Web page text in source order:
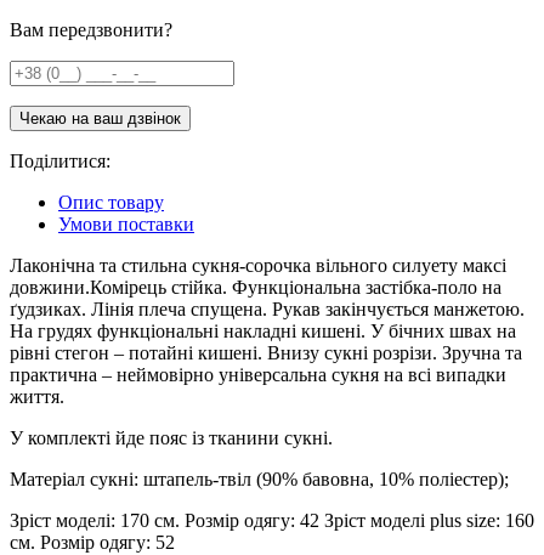
Вам передзвонити?
Поділитися:
Опис товару
Умови поставки
Лаконічна та стильна сукня-сорочка вільного силуету максі
довжини.Комірець стійка. Функціональна застібка-поло на
ґудзиках. Лінія плеча спущена. Рукав закінчується манжетою.
На грудях функціональні накладні кишені. У бічних швах на
рівні стегон – потайні кишені. Внизу сукні розрізи. Зручна та
практична – неймовірно універсальна сукня на всі випадки
життя.
У комплекті йде пояс із тканини сукні.
Матеріал сукні: штапель-твіл (90% бавовна, 10% поліестер);
Зріст моделі: 170 см. Розмір одягу: 42 Зріст моделі plus size: 160
см. Розмір одягу: 52